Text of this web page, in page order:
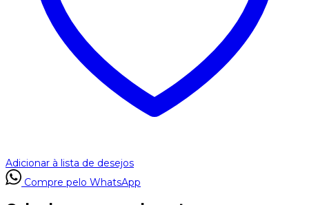
Adicionar à lista de desejos
Compre pelo WhatsApp